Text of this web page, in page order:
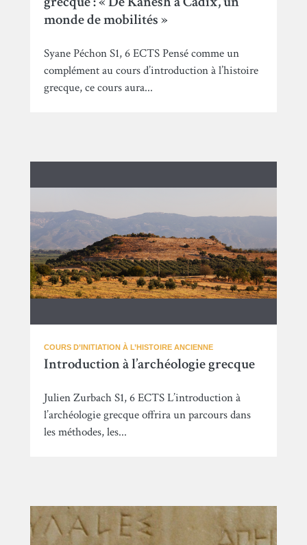
monde de mobilités »
Syane Péchon S1, 6 ECTS Pensé comme un
complément au cours d’introduction à l’histoire
grecque, ce cours aura...
COURS D’INITIATION À L’HISTOIRE ANCIENNE
Introduction à l’archéologie grecque
Julien Zurbach S1, 6 ECTS L’introduction à
l’archéologie grecque offrira un parcours dans
les méthodes, les...